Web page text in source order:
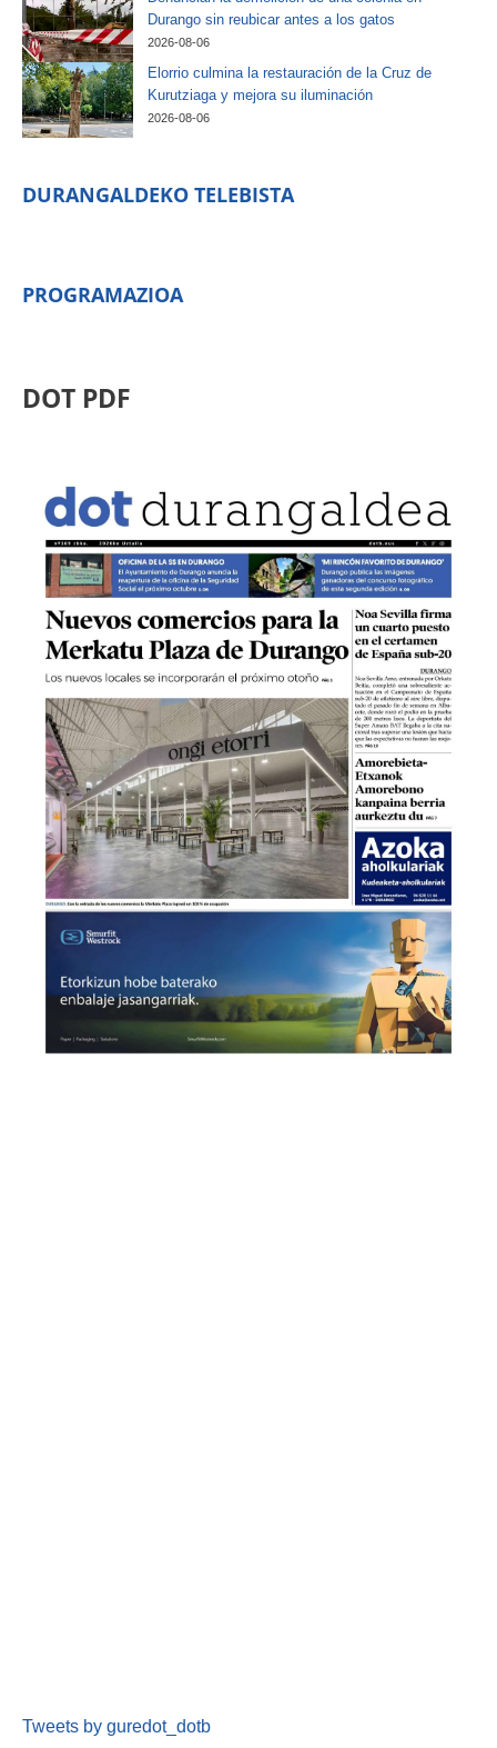
Durango sin reubicar antes a los gatos
2026-08-06
Elorrio culmina la restauración de la Cruz de
Kurutziaga y mejora su iluminación
2026-08-06
DURANGALDEKO TELEBISTA
PROGRAMAZIOA
DOT PDF
Tweets by guredot_dotb